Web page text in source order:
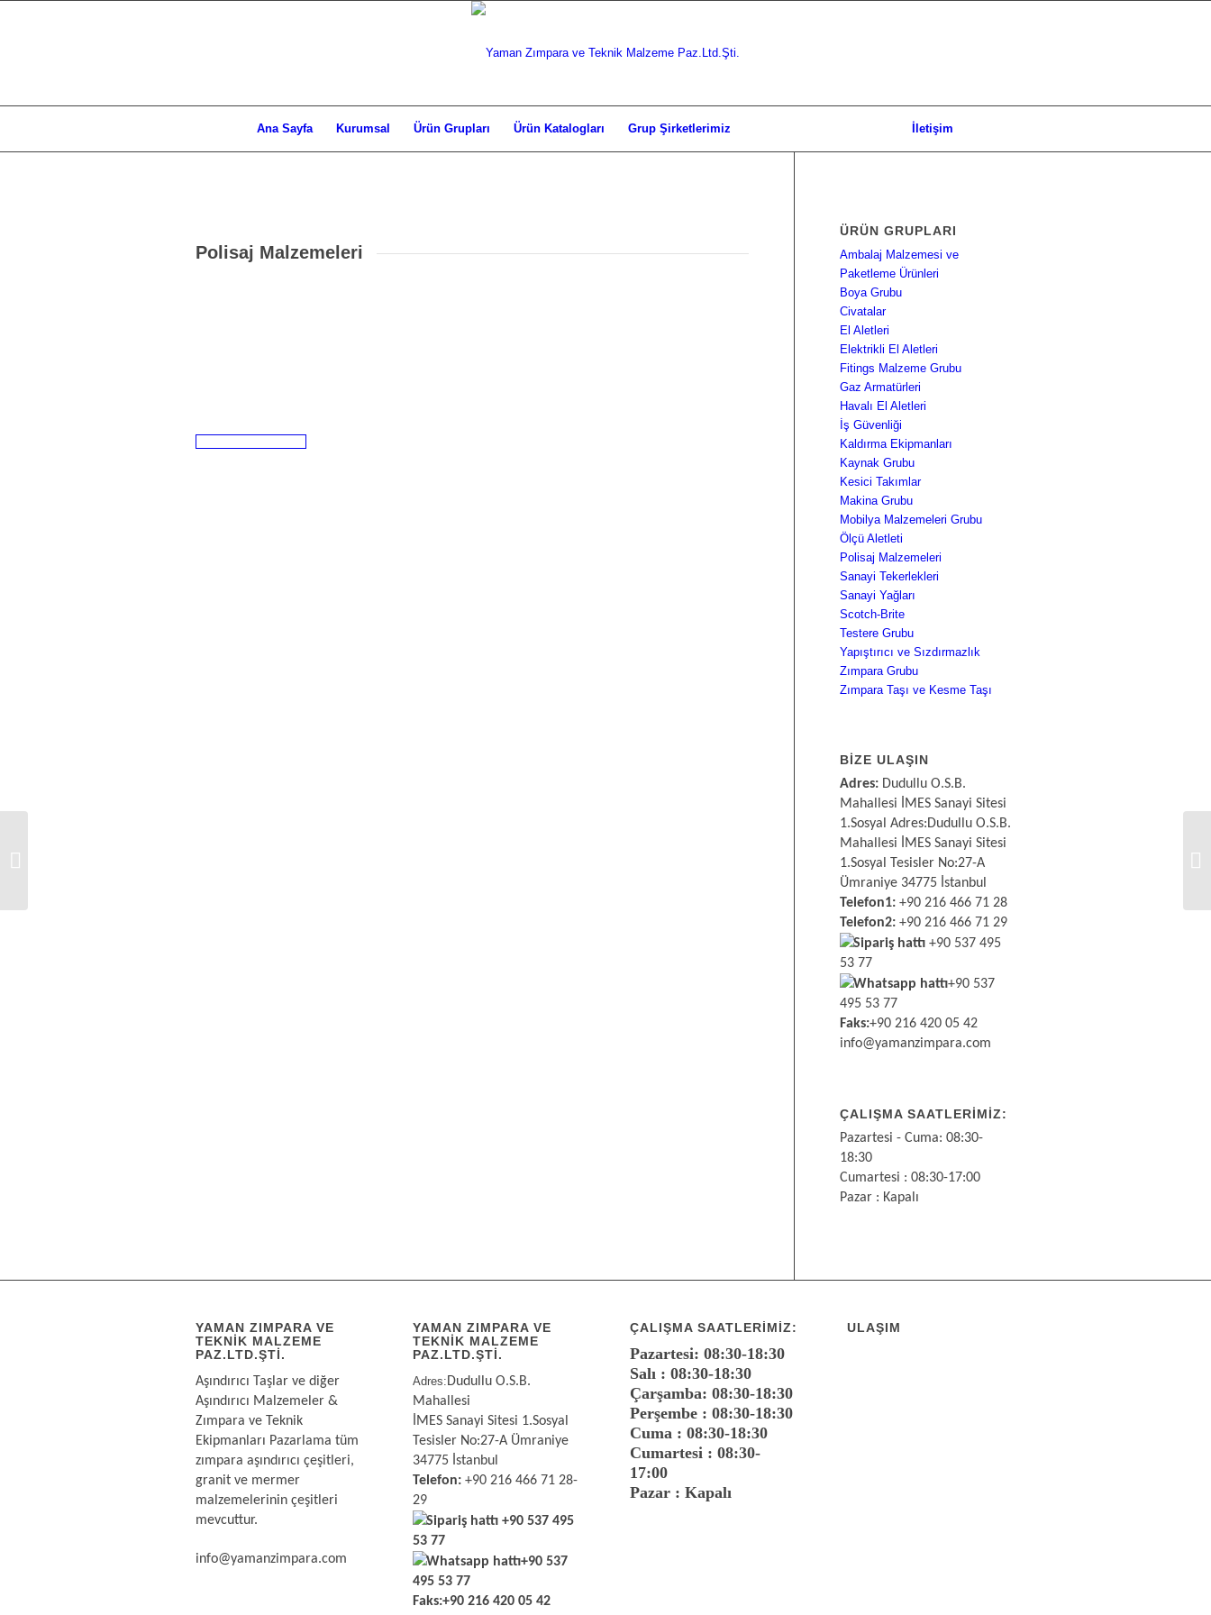
Ana Sayfa Kurumsal Ürün Grupları Ürün Katalogları Grup Şirketlerimiz İletişim
Polisaj Malzemeleri
ÜRÜN GRUPLARI
Ambalaj Malzemesi ve
Paketleme Ürünleri
Boya Grubu
Civatalar
El Aletleri
Elektrikli El Aletleri
Fitings Malzeme Grubu
Gaz Armatürleri
Havalı El Aletleri
İş Güvenliği
Kaldırma Ekipmanları
Kaynak Grubu
Kesici Takımlar
Makina Grubu
Mobilya Malzemeleri Grubu
Ölçü Aletleti
Polisaj Malzemeleri
Sanayi Tekerlekleri
Sanayi Yağları
Scotch-Brite
Testere Grubu
Yapıştırıcı ve Sızdırmazlık
Zımpara Grubu
Zımpara Taşı ve Kesme Taşı
BIZE ULAŞIN
Adres: Dudullu O.S.B.
Mahallesi İMES Sanayi Sitesi
1.Sosyal Adres:Dudullu O.S.B.
Mahallesi İMES Sanayi Sitesi
1.Sosyal Tesisler No:27-A
Ümraniye 34775 İstanbul
Telefon1: +90 216 466 71 28
Telefon2: +90 216 466 71 29
Sipariş hattı+90 537 495
53 77
Whatsapp hattı+90 537
495 53 77
Faks:+90 216 420 05 42
info@yamanzimpara.com
ÇALIŞMA SAATLERIMIZ:
Pazartesi - Cuma: 08:30-
18:30
Cumartesi : 08:30-17:00
Pazar : Kapalı
YAMAN ZIMPARA VE
TEKNIK MALZEME
PAZ.LTD.ŞTI.
Aşındırıcı Taşlar ve diğer
Aşındırıcı Malzemeler &
Zımpara ve Teknik
Ekipmanları Pazarlama tüm
zımpara aşındırıcı çeşitleri,
granit ve mermer
malzemelerinin çeşitleri
mevcuttur.
info@yamanzimpara.com
YAMAN ZIMPARA VE
TEKNİK MALZEME
PAZ.LTD.ŞTİ.
Adres: Dudullu O.S.B.
Mahallesi
İMES Sanayi Sitesi 1.Sosyal
Tesisler No:27-A Ümraniye
34775 İstanbul
Telefon: +90 216 466 71 28-
29
Sipariş hattı+90 537 495
53 77
Whatsapp hattı+90 537
495 53 77
Faks:+90 216 420 05 42
ÇALIŞMA SAATLERIMIZ:
Pazartesi: 08:30-18:30
Salı : 08:30-18:30
Çarşamba: 08:30-18:30
Perşembe : 08:30-18:30
Cuma : 08:30-18:30
Cumartesi : 08:30-
17:00
Pazar : Kapalı
ULAŞIM